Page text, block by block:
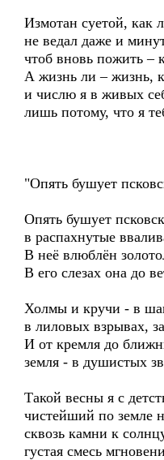
Измотан суетой, как
не ведал даже и
чтоб вновь пожить –
А жизнь ли – жизнь,
и числю я в живых
лишь потому, что я
"Опять бушует
Опять бушует
в распахнутые
В неё влюблён
В его слезах она до
Холмы и кручи - в
в лиловых взрывах,
И от кремля до
земля - в душистых
Такой весны я с
чистейший по земле
сквозь камни к
густая смесь